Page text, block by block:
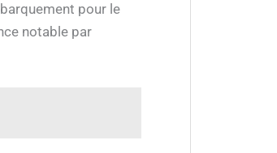
pour le
notable par